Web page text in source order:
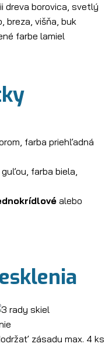
dreva borovica, svetlý
breza, višňa, buk
farbe lamiel
farba priehľadná
farba biela,
alebo
zásadu max. 4 ks